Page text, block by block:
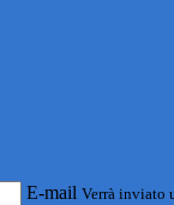
E-mail Verrà inviato